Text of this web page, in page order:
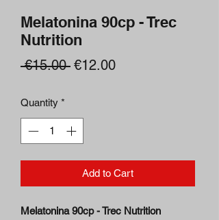
Melatonina 90cp - Trec
Nutrition
€15.00 Regular
€12.00Sale
Quantity *
Add to Cart
Melatonina 90cp - Trec Nutrition